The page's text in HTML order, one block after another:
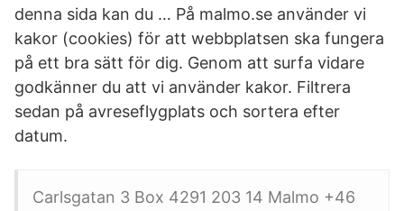
denna sida kan du … På malmo.se använder vi
kakor (cookies) för att webbplatsen ska fungera
på ett bra sätt för dig. Genom att surfa vidare
godkänner du att vi använder kakor. Filtrera
sedan på avreseflygplats och sortera efter
datum.
Carlsgatan 3 Box 4291 203 14 Malmo +46